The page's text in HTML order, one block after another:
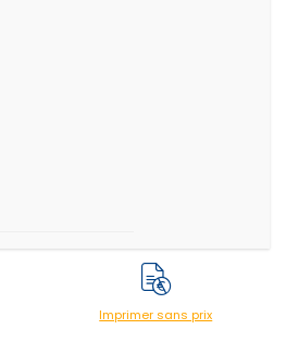
Imprimer sans prix